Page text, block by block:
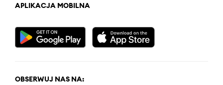
APLIKACJA MOBILNA
OBSERWUJ NAS NA: